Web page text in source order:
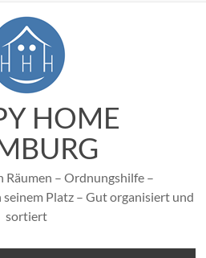
HOME
Räumen – Ordnungshilfe –
Platz – Gut organisiert und
sortiert